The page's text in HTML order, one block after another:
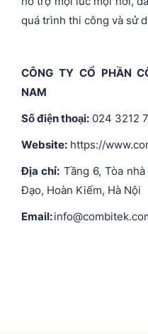
quá trình thi công và sử
CÔNG TY CỔ PHẦN
NAM
Số điện thoại: 024 3212
Website: https://
Địa chỉ: Tầng 6, Tòa
Đạo, Hoàn Kiếm, Hà Nội
Email: